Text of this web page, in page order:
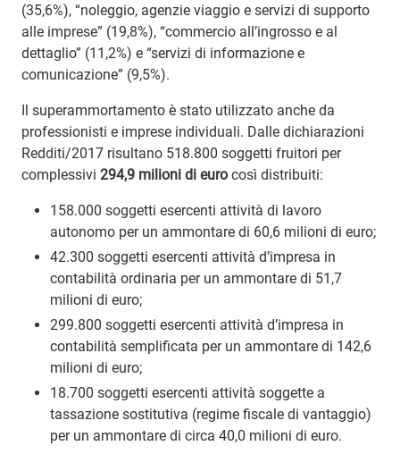
(35,6%), “noleggio, agenzie viaggio e servizi di supporto
alle imprese” (19,8%), “commercio all’ingrosso e al
dettaglio” (11,2%) e “servizi di informazione e
comunicazione” (9,5%).
Il superammortamento è stato utilizzato anche da
professionisti e imprese individuali. Dalle dichiarazioni
Redditi/2017 risultano 518.800 soggetti fruitori per
complessivi 294,9 milioni di euro così distribuiti:
158.000 soggetti esercenti attività di lavoro
autonomo per un ammontare di 60,6 milioni di euro;
42.300 soggetti esercenti attività d’impresa in
contabilità ordinaria per un ammontare di 51,7
milioni di euro;
299.800 soggetti esercenti attività d’impresa in
contabilità semplificata per un ammontare di 142,6
milioni di euro;
18.700 soggetti esercenti attività soggette a
tassazione sostitutiva (regime fiscale di vantaggio)
per un ammontare di circa 40,0 milioni di euro.